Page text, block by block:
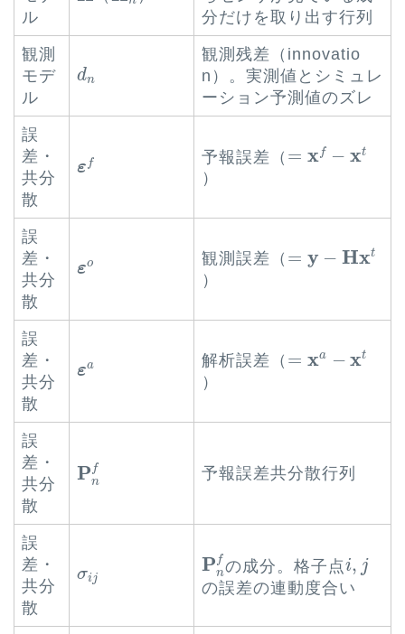
ル
分だけを取り出す行列
観測
モデ
ル
dn
d
観測残差（innovatio
n）。実測値とシミュレ
ーション予測値のズレ
誤
差・
共分
散
ε f
f 予報誤差（ = x f − xt
−x
）
誤
差・
共分
散
εo
εo 観測誤差（ = y − Hxt
xt
）
誤
差・
共分
散
εa
εa 解析誤差（ = xa − xt
−
）
誤
差・
共分
散
P f
n
P n
予報誤差共分散行列
誤
差・
共分
散
σij
σij P f
n
P n
の成分。格子点i, j
i,
の誤差の連動度合い